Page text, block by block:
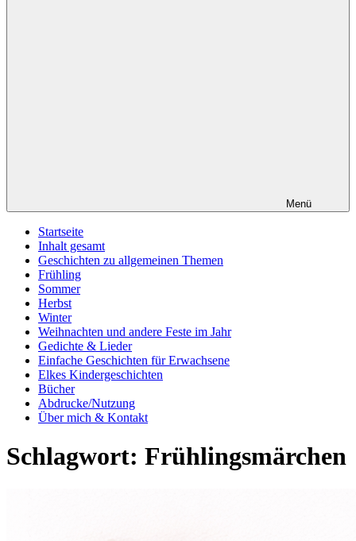
Menü
Startseite
Inhalt gesamt
Geschichten zu allgemeinen Themen
Frühling
Sommer
Herbst
Winter
Weihnachten und andere Feste im Jahr
Gedichte & Lieder
Einfache Geschichten für Erwachsene
Elkes Kindergeschichten
Bücher
Abdrucke/Nutzung
Über mich & Kontakt
Schlagwort: Frühlingsmärchen